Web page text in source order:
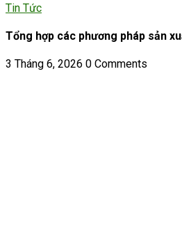
Tin Tức
Tổng hợp các phương pháp sản
3 Tháng 6, 2026 0 Comments